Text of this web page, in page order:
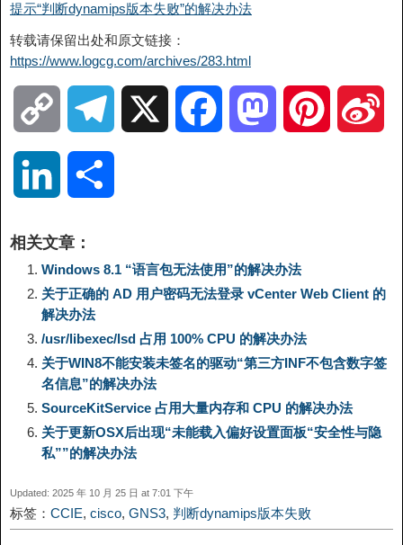
提示“判断dynamips版本失败”的解决办法
转载请保留出处和原文链接：
https://www.logcg.com/archives/283.html
o
y
L
i
n
k
g
r
a
m
b
o
k
o
d
n
e
s
W
n
k
e
d
I
n
相关文章：
Windows 8.1 “语言包无法使用”的解决办法
关于正确的 AD 用户密码无法登录 vCenter Web Client 的
解决办法
/usr/libexec/lsd 占用 100% CPU 的解决办法
关于WIN8不能安装未签名的驱动“第三方INF不包含数字签
名信息”的解决办法
SourceKitService 占用大量内存和 CPU 的解决办法
关于更新OSX后出现“未能载入偏好设置面板“安全性与隐
私””的解决办法
Updated: 2025 年 10 月 25 日 at 7:01 下午
标签： CCIE, cisco, GNS3, 判断dynamips版本失败